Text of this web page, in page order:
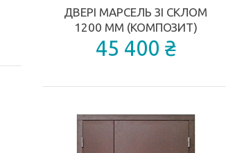
ДВЕРІ МАРСЕЛЬ ЗІ СКЛОМ
1200 ММ (КОМПОЗИТ)
45 400 ₴